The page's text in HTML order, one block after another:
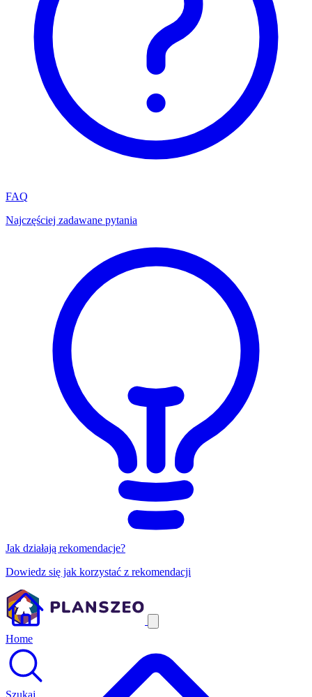
FAQ
Najczęściej zadawane pytania
Jak działają rekomendacje?
Dowiedz się jak korzystać z rekomendacji
Home
Szukaj